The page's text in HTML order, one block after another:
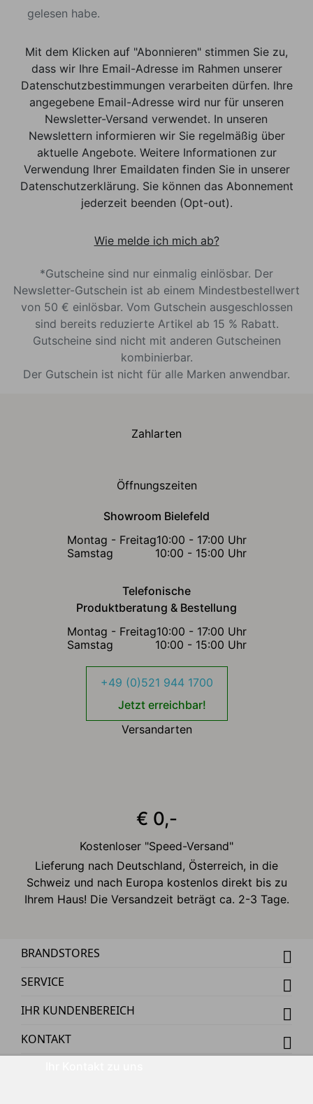
gelesen habe.
Mit dem Klicken auf "Abonnieren" stimmen Sie zu,
dass wir Ihre Email-Adresse im Rahmen unserer
Datenschutzbestimmungen verarbeiten dürfen. Ihre
angegebene Email-Adresse wird nur für unseren
Newsletter-Versand verwendet. In unseren
Newslettern informieren wir Sie regelmäßig über
aktuelle Angebote. Weitere Informationen zur
Verwendung Ihrer Emaildaten finden Sie in unserer
Datenschutzerklärung. Sie können das Abonnement
jederzeit beenden (Opt-out).
Wie melde ich mich ab?
*Gutscheine sind nur einmalig einlösbar. Der
Newsletter-Gutschein ist ab einem Mindestbestellwert
von 50 € einlösbar. Vom Gutschein ausgeschlossen
sind bereits reduzierte Artikel ab 15 % Rabatt.
Gutscheine sind nicht mit anderen Gutscheinen
kombinierbar.
Der Gutschein ist nicht für alle Marken anwendbar.
Zahlarten
Öffnungszeiten
Showroom Bielefeld
Montag - Freitag10:00 - 17:00 Uhr
Samstag
10:00 - 15:00 Uhr
Telefonische
Produktberatung & Bestellung
Montag - Freitag10:00 - 17:00 Uhr
Samstag
10:00 - 15:00 Uhr
+49 (0)521 944 1700
Jetzt erreichbar!
Versandarten
€ 0,-
Kostenloser "Speed-Versand"
Lieferung nach Deutschland, Österreich, in die
Schweiz und nach Europa kostenlos direkt bis zu
Ihrem Haus! Die Versandzeit beträgt ca. 2-3 Tage.
BRANDSTORES
SERVICE
IHR KUNDENBEREICH
KONTAKT